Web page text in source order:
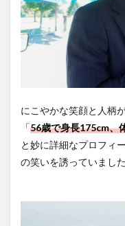
にこやかな笑顔と人柄
「56歳で身長175cm、
と妙に詳細なプロフィ
の笑いを誘っていました